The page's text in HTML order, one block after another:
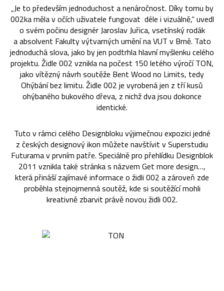
„Je to především jednoduchost a nenáročnost. Díky tomu by
002ka měla v očích uživatele fungovat déle i vizuálně,“ uvedl
o svém počinu designér Jaroslav Juřica, vsetínský rodák
a absolvent Fakulty výtvarných umění na VUT v Brně. Tato
jednoduchá slova, jako by jen podtrhla hlavní myšlenku celého
projektu. Židle 002 vznikla na počest 150 letého výročí TON,
jako vítězný návrh soutěže Bent Wood no Limits, tedy
Ohýbání bez limitu. Židle 002 je vyrobená jen z tří kusů
ohýbaného bukového dřeva, z nichž dva jsou dokonce
identické.
Tuto v rámci celého Designbloku výjimečnou expozici jedné
z českých designový ikon můžete navštívit v Superstudiu
Futurama v prvním patře. Speciálně pro přehlídku Designblok
2011 vznikla také stránka s názvem Get more design…,
která přináší zajímavé informace o židli 002 a zároveň zde
proběhla stejnojmenná soutěž, kde si soutěžící mohli
kreativně zbarvit právě novou židli 002.